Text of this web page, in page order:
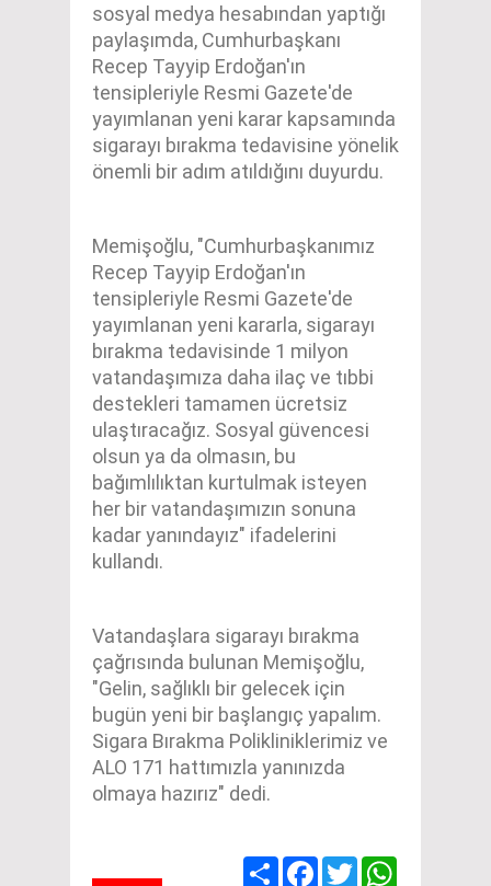
sosyal medya hesabından yaptığı
paylaşımda, Cumhurbaşkanı
Recep Tayyip Erdoğan'ın
tensipleriyle Resmi Gazete'de
yayımlanan yeni karar kapsamında
sigarayı bırakma tedavisine yönelik
önemli bir adım atıldığını duyurdu.
Memişoğlu, "Cumhurbaşkanımız
Recep Tayyip Erdoğan'ın
tensipleriyle Resmi Gazete'de
yayımlanan yeni kararla, sigarayı
bırakma tedavisinde 1 milyon
vatandaşımıza daha ilaç ve tıbbi
destekleri tamamen ücretsiz
ulaştıracağız. Sosyal güvencesi
olsun ya da olmasın, bu
bağımlılıktan kurtulmak isteyen
her bir vatandaşımızın sonuna
kadar yanındayız" ifadelerini
kullandı.
Vatandaşlara sigarayı bırakma
çağrısında bulunan Memişoğlu,
"Gelin, sağlıklı bir gelecek için
bugün yeni bir başlangıç yapalım.
Sigara Bırakma Polikliniklerimiz ve
ALO 171 hattımızla yanınızda
olmaya hazırız" dedi.
Share Facebook
Twitter